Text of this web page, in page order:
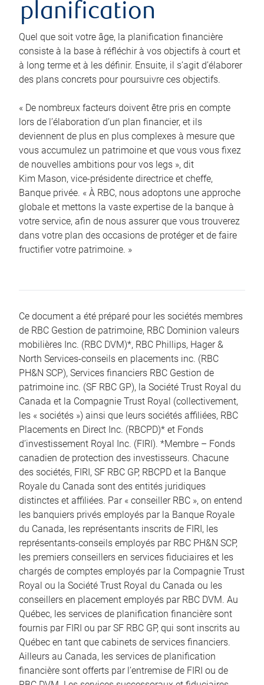
planification
Quel que soit votre âge, la planification financière
consiste à la base à réfléchir à vos objectifs à court et
à long terme et à les définir. Ensuite, il s’agit d’élaborer
des plans concrets pour poursuivre ces objectifs.
« De nombreux facteurs doivent être pris en compte
lors de l’élaboration d’un plan financier, et ils
deviennent de plus en plus complexes à mesure que
vous accumulez un patrimoine et que vous vous fixez
de nouvelles ambitions pour vos legs », dit
Kim Mason, vice-présidente directrice et cheffe,
Banque privée. « À RBC, nous adoptons une approche
globale et mettons la vaste expertise de la banque à
votre service, afin de nous assurer que vous trouverez
dans votre plan des occasions de protéger et de faire
fructifier votre patrimoine. »
Ce document a été préparé pour les sociétés membres
de RBC Gestion de patrimoine, RBC Dominion valeurs
mobilières Inc. (RBC DVM)*, RBC Phillips, Hager &
North Services-conseils en placements inc. (RBC
PH&N SCP), Services financiers RBC Gestion de
patrimoine inc. (SF RBC GP), la Société Trust Royal du
Canada et la Compagnie Trust Royal (collectivement,
les « sociétés ») ainsi que leurs sociétés affiliées, RBC
Placements en Direct Inc. (RBCPD)* et Fonds
d’investissement Royal Inc. (FIRI). *Membre – Fonds
canadien de protection des investisseurs. Chacune
des sociétés, FIRI, SF RBC GP, RBCPD et la Banque
Royale du Canada sont des entités juridiques
distinctes et affiliées. Par « conseiller RBC », on entend
les banquiers privés employés par la Banque Royale
du Canada, les représentants inscrits de FIRI, les
représentants-conseils employés par RBC PH&N SCP,
les premiers conseillers en services fiduciaires et les
chargés de comptes employés par la Compagnie Trust
Royal ou la Société Trust Royal du Canada ou les
conseillers en placement employés par RBC DVM. Au
Québec, les services de planification financière sont
fournis par FIRI ou par SF RBC GP, qui sont inscrits au
Québec en tant que cabinets de services financiers.
Ailleurs au Canada, les services de planification
financière sont offerts par l’entremise de FIRI ou de